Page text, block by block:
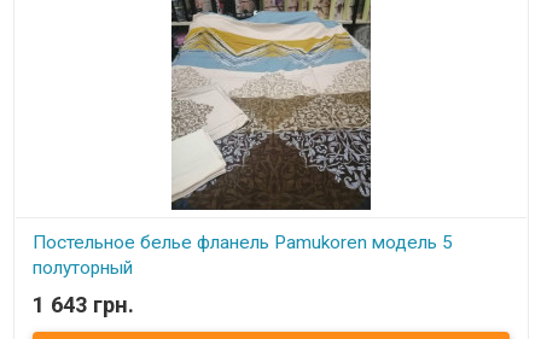
Постельное белье фланель Pamukoren модель 5
полуторный
В наличии
1 643 грн.